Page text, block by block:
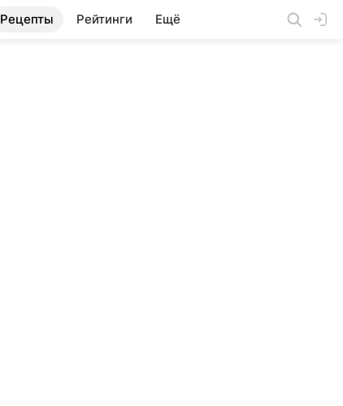
Рецепты Рейтинги Ещё